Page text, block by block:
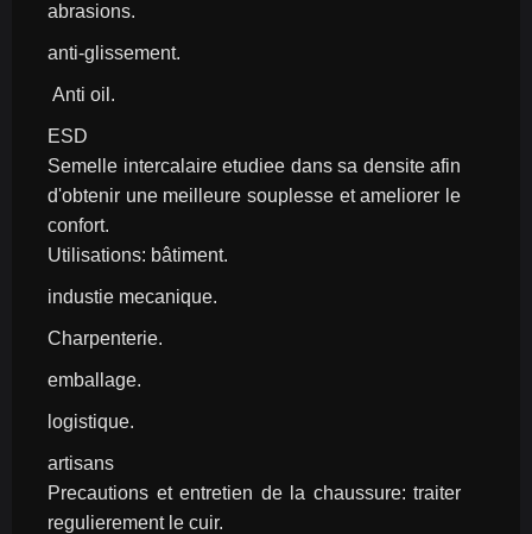
abrasions.
anti-glissement.
Anti oil.
ESD
Semelle intercalaire etudiee dans sa densite afin
d'obtenir une meilleure souplesse et ameliorer le
confort.
Utilisations: bâtiment.
industie mecanique.
Charpenterie.
emballage.
logistique.
artisans
Precautions et entretien de la chaussure: traiter
regulierement le cuir.